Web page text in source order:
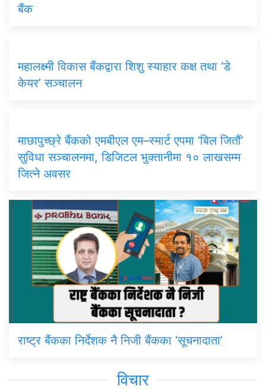
बैंक
महालक्ष्मी विकास बैंकद्वारा शिशु स्याहार कक्ष तथा ‘डे
केयर’ सञ्चालन
माछापुच्छ्रे बैंकको एमबीएल एम–स्मार्ट एपमा ‘बिल जितौं’
सुविधा सञ्चालनमा, डिजिटल भुक्तानीमा १० लाखसम्म
जित्ने अवसर
राष्ट्र बैंकका निर्देशक नै निजी बैंकका ‘सूचनादाता’
विचार